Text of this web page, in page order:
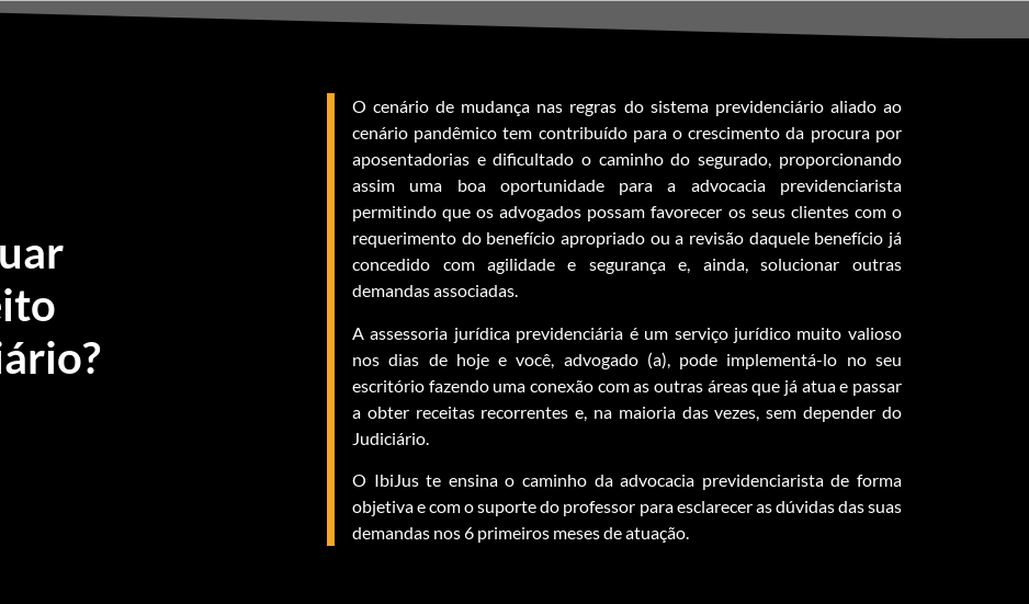
O cenário de mudança nas regras do sistema previdenciário aliado ao
cenário pandêmico tem contribuído para o crescimento da procura por
aposentadorias e dificultado o caminho do segurado, proporcionando
assim uma boa oportunidade para a advocacia previdenciarista
permitindo que os advogados possam favorecer os seus clientes com o
requerimento do benefício apropriado ou a revisão daquele benefício já
concedido com agilidade e segurança e, ainda, solucionar outras
demandas associadas.
A assessoria jurídica previdenciária é um serviço jurídico muito valioso
nos dias de hoje e você, advogado (a), pode implementá-lo no seu
escritório fazendo uma conexão com as outras áreas que já atua e passar
a obter receitas recorrentes e, na maioria das vezes, sem depender do
Judiciário.
O IbiJus te ensina o caminho da advocacia previdenciarista de forma
objetiva e com o suporte do professor para esclarecer as dúvidas das suas
demandas nos 6 primeiros meses de atuação.